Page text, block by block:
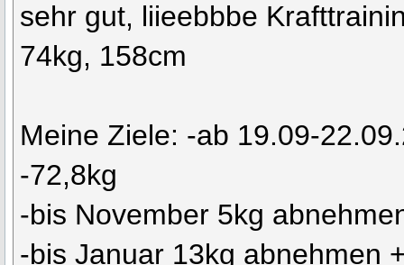
sehr gut, liieebbbe
74kg, 158cm
Meine Ziele: -ab 19.09-
-72,8kg
-bis November 5kg
-bis Januar 13kg abnehmen